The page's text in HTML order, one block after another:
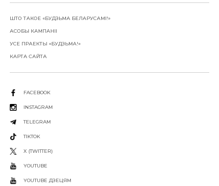
ШТО ТАКОЕ «БУДЗЬМА БЕЛАРУСАМІ!»
АСОБЫ КАМПАНІІ
УСЕ ПРАЕКТЫ «БУДЗЬМА!»
КАРТА САЙТА
FACEBOOK
INSTAGRAM
TELEGRAM
TIKTOK
X (TWITTER)
YOUTUBE
YOUTUBE ДЗЕЦЯМ